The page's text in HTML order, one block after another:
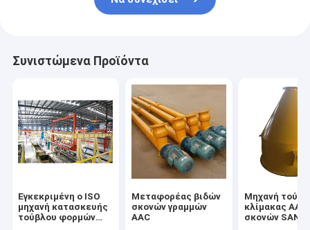
Συνιστώμενα Προϊόντα
Εγκεκριμένη ο ISO
μηχανή κατασκευής
τούβλου φορμών
Μεταφορέας βιδών
σκονών γραμμών
AAC
Μηχανή
κλίμακας AAC
σκονών